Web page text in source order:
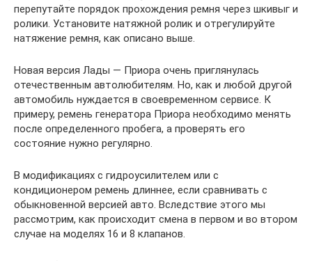
перепутайте порядок прохождения ремня через шкивыг и
ролики. Установите натяжной ролик и отрегулируйте
натяжение ремня, как описано выше.
Новая версия Лады — Приора очень приглянулась
отечественным автолюбителям. Но, как и любой другой
автомобиль нуждается в своевременном сервисе. К
примеру, ремень генератора Приора необходимо менять
после определенного пробега, а проверять его
состояние нужно регулярно.
В модификациях с гидроусилителем или с
кондиционером ремень длиннее, если сравнивать с
обыкновенной версией авто. Вследствие этого мы
рассмотрим, как происходит смена в первом и во втором
случае на моделях 16 и 8 клапанов.